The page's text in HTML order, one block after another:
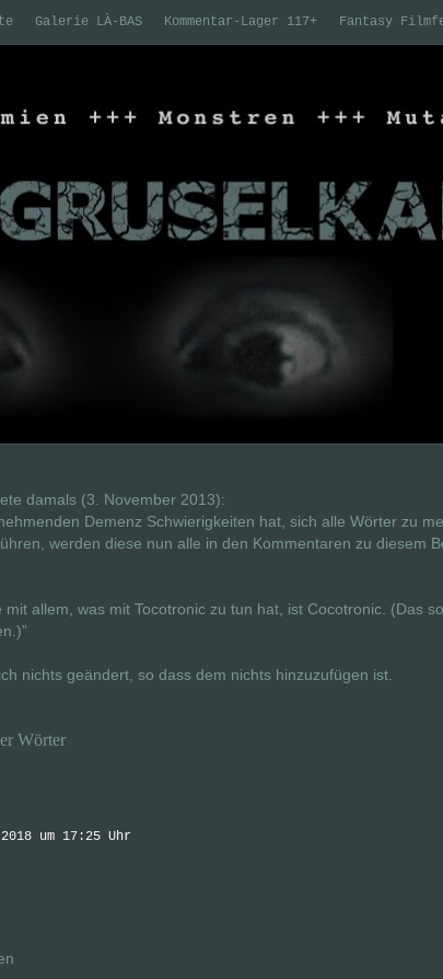
Galerie LÀ-BAS Kommentar-Lager 117+ Fantasy
damals (3. November 2013):
Demenz Schwierigkeiten hat, sich alle Wörter zu
werden diese nun alle in den Kommentaren zu diesem
allem, was mit Tocotronic zu tun hat, ist Cocotronic. (Das
nichts geändert, so dass dem nichts hinzuzufügen ist.
Wörter
um 17:25 Uhr